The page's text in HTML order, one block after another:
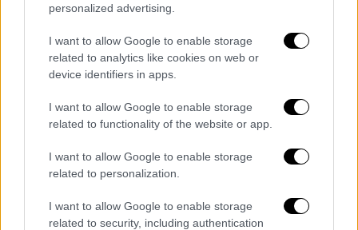
personalized advertising.
I want to allow Google to enable storage
related to analytics like cookies on web or
device identifiers in apps.
I want to allow Google to enable storage
related to functionality of the website or app.
I want to allow Google to enable storage
related to personalization.
I want to allow Google to enable storage
related to security, including authentication